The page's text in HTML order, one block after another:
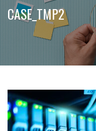
CASE_TMP2